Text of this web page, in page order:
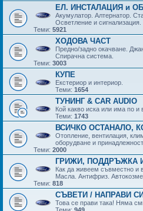
ЕЛ. ИНСТАЛАЦИЯ и
Акумулатор. Алтернатор.
Осветление и сигнализация.
Теми: 5921
ХОДОВА ЧАСТ
Предно/задно окачване.
Спирачна система.
Теми: 3003
КУПЕ
Екстериор и интериор.
Теми: 1654
ТУНИНГ & CAR AUDIO
Кой какво иска или има по и
Теми: 1743
ВСИЧКО ОСТАНАЛО,
Отопление, вентилация,
оборудване и
Теми: 2000
ГРИЖИ, ПОДДРЪЖКА
Как да живеем съвместно и
Масла. Антифриз.
Теми: 818
СЪВЕТИ / НАПРАВИ
Това се прави така! Няма
Теми: 949